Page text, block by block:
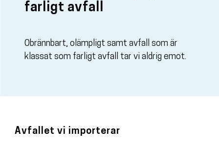
farligt avfall
Obrännbart, olämpligt samt avfall som är
klassat som farligt avfall tar vi aldrig emot.
Avfallet vi importerar